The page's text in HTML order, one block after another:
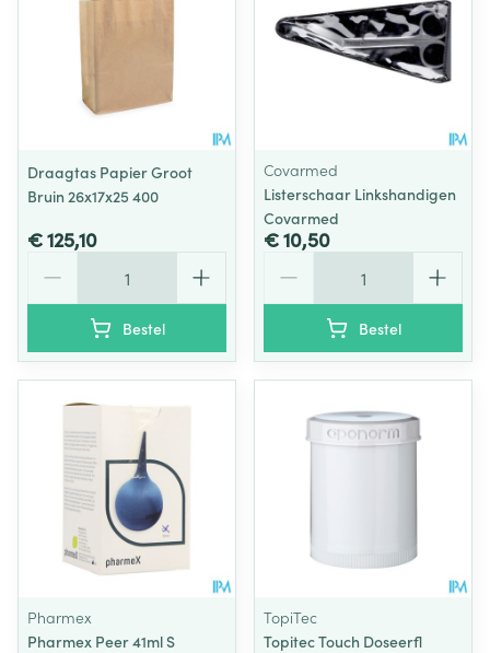
Draagtas Papier Groot
Bruin 26x17x25 400
€ 125,10
Bestel
Covarmed
Listerschaar Linkshandigen
Covarmed
€ 10,50
Bestel
Pharmex
Pharmex Peer 41ml S
TopiTec
Topitec Touch Doseerfl